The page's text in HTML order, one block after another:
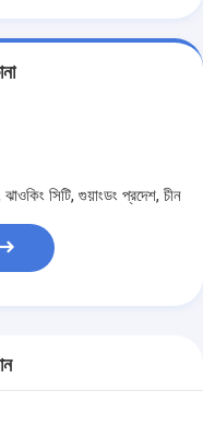
সিটি, গুয়াংডং প্রদেশ, চীন